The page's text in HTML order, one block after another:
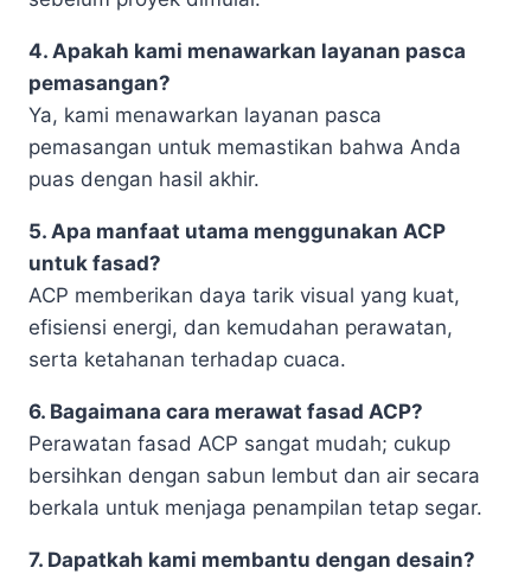
4. Apakah kami menawarkan layanan pasca
pemasangan?
Ya, kami menawarkan layanan pasca
pemasangan untuk memastikan bahwa Anda
puas dengan hasil akhir.
5. Apa manfaat utama menggunakan ACP
untuk fasad?
ACP memberikan daya tarik visual yang kuat,
efisiensi energi, dan kemudahan perawatan,
serta ketahanan terhadap cuaca.
6. Bagaimana cara merawat fasad ACP?
Perawatan fasad ACP sangat mudah; cukup
bersihkan dengan sabun lembut dan air secara
berkala untuk menjaga penampilan tetap segar.
7. Dapatkah kami membantu dengan desain?